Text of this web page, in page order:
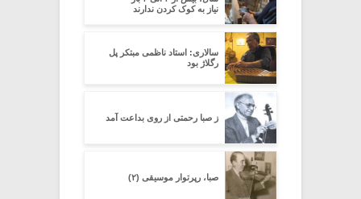
نیاز به کوک کردن ندارند
سالاری: استاد ناظمی مبتکر پل
رگلاژ بود
ز صبا رحمتی از روی بداعت آمد
صبا، رپرتوار موسیقی (۲)